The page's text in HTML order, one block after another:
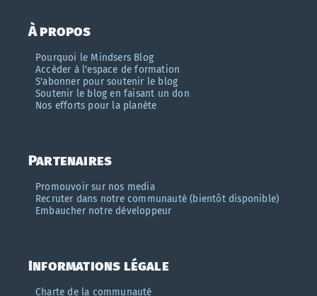
À propos
Pourquoi le Mindsers Blog
Accèder à l'espace de formation
S'abonner pour soutenir le blog
Soutenir le blog en faisant un don
Nos efforts pour la planète
Partenaires
Promouvoir sur nos media
Recruter dans notre communauté (bientôt disponible)
Embaucher notre développeur
Informations légale
Charte de la communauté